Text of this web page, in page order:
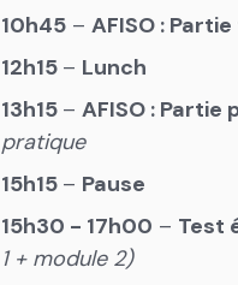
10h45 – AFISO :
12h15 – Lunch
13h15 – AFISO : Partie
pratique
15h15 – Pause
15h30 - 17h00 – Test
1 + module 2)